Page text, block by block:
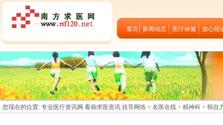
首页 新闻动态 医疗保健 放心陪
您现在的位置: 专业医疗资讯网 看病求医资讯 挂导网络 > 名医在线 > 精神科 > 韩自